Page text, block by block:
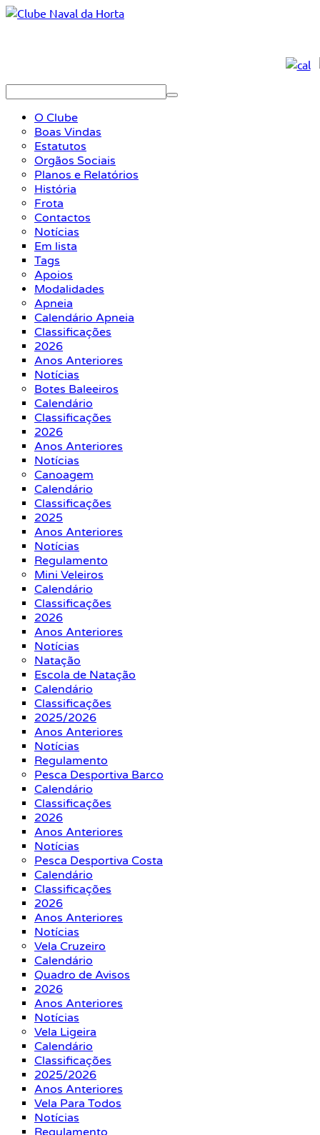
O Clube
Boas Vindas
Estatutos
Orgãos Sociais
Planos e Relatórios
História
Frota
Contactos
Notícias
Em lista
Tags
Apoios
Modalidades
Apneia
Calendário Apneia
Classificações
2026
Anos Anteriores
Notícias
Botes Baleeiros
Calendário
Classificações
2026
Anos Anteriores
Notícias
Canoagem
Calendário
Classificações
2025
Anos Anteriores
Notícias
Regulamento
Mini Veleiros
Calendário
Classificações
2026
Anos Anteriores
Notícias
Natação
Escola de Natação
Calendário
Classificações
2025/2026
Anos Anteriores
Notícias
Regulamento
Pesca Desportiva Barco
Calendário
Classificações
2026
Anos Anteriores
Notícias
Pesca Desportiva Costa
Calendário
Classificações
2026
Anos Anteriores
Notícias
Vela Cruzeiro
Calendário
Quadro de Avisos
2026
Anos Anteriores
Notícias
Vela Ligeira
Calendário
Classificações
2025/2026
Anos Anteriores
Vela Para Todos
Notícias
Regulamento